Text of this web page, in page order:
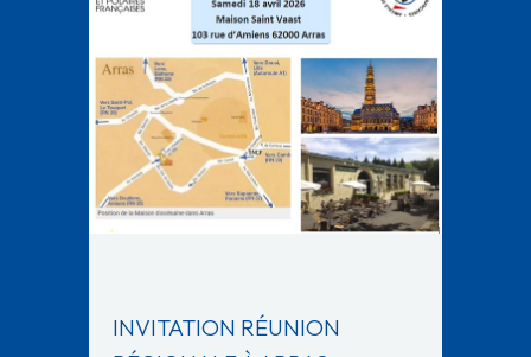
INVITATION RÉUNION